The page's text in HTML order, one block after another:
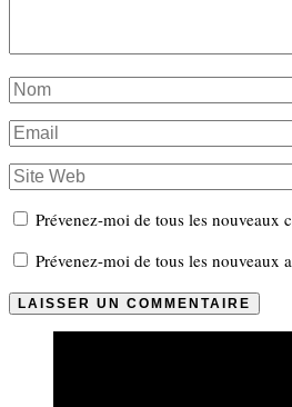
Prévenez-moi de tous les nouveaux
Prévenez-moi de tous les nouveaux